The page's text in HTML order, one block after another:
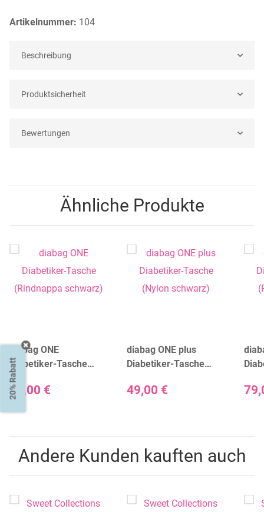
Artikelnummer: 104
Beschreibung
Produktsicherheit
Bewertungen
Ähnliche Produkte
diabag ONE
Diabetiker-Tasche
(Rindnappa schwarz)
69,00 €
diabag ONE plus
Diabetiker-Tasche
49,00 €
Andere Kunden kauften auch
20% Rabatt